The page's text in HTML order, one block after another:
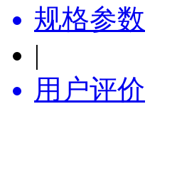
规格参数
|
用户评价